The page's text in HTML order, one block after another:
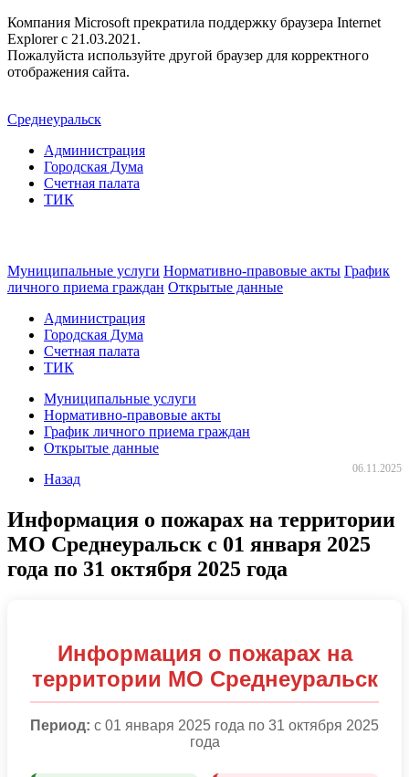
Компания Microsoft прекратила поддержку браузера Internet
Explorer c 21.03.2021.
Пожалуйста используйте другой браузер для корректного
отображения сайта.
Среднеуральск
Администрация
Городская Дума
Счетная палата
ТИК
Муниципальные услуги Нормативно-правовые акты График
личного приема граждан Открытые данные
Администрация
Городская Дума
Счетная палата
ТИК
Муниципальные услуги
Нормативно-правовые акты
График личного приема граждан
Открытые данные
Назад
06.11.2025
Информация о пожарах на территории
МО Среднеуральск с 01 января 2025
года по 31 октября 2025 года
Информация о пожарах на
территории МО Среднеуральск
Период: с 01 января 2025 года по 31 октября 2025
года